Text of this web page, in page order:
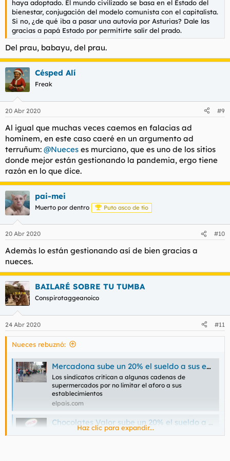
haya adoptado. El mundo civilizado se basa en el Estado del
bienestar, conjugación del modelo comunista con el capitalista.
Si no, ¿de qué iba a pasar una autovía por Asturias? Dale las
gracias a papá Estado por permitirte salir del prado.
Del prau, babayu, del prau.
Césped Alí
Freak
20 Abr 2020 #9
Al igual que muchas veces caemos en falacias ad
hominem, en este caso caeré en un argumento ad
terruñum: @Nueces es murciano, que es uno de los sitios
donde mejor están gestionando la pandemia, ergo tiene
razón en lo que dice.
pai-mei
Muerto por dentro Puto asco de tío
20 Abr 2020 #10
Ademàs lo están gestionando así de bien gracias a
nueces.
BAILARÉ SOBRE TU TUMBA
Conspirotaggeanoico
24 Abr 2020 #11
Nueces rebuznó:
Mercadona sube un 20% el sueldo a sus empleados en marzo por su exposición al coronavirus
Los sindicatos critican a algunas cadenas de
supermercados por no limitar el aforo a sus
establecimientos
elpais.com
Chocolates Valor sube un 20% el sueldo a su plantilla en pleno estado de alarma
Quiere agradecer a los trabajadores 'el esfuerzo y la
Haz clic para expandir...